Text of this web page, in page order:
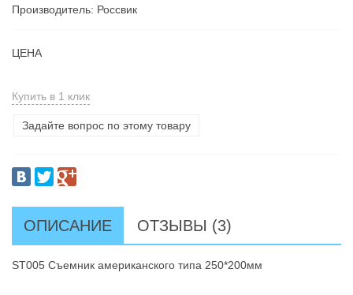
Производитель: Россвик
ЦЕНА
Купить в 1 клик
Задайте вопрос по этому товару
ОПИСАНИЕ ОТЗЫВЫ (3)
ST005 Съемник американского типа 250*200мм